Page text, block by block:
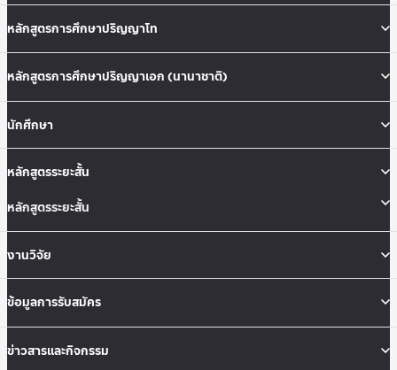
หลักสูตรการศึกษาปริญญาโท
หลักสูตรการศึกษาปริญญาเอก (นานาชาติ)
นักศึกษา
หลักสูตรระยะสั้น
หลักสูตรระยะสั้น
งานวิจัย
ข้อมูลการรับสมัคร
ข่าวสารและกิจกรรม